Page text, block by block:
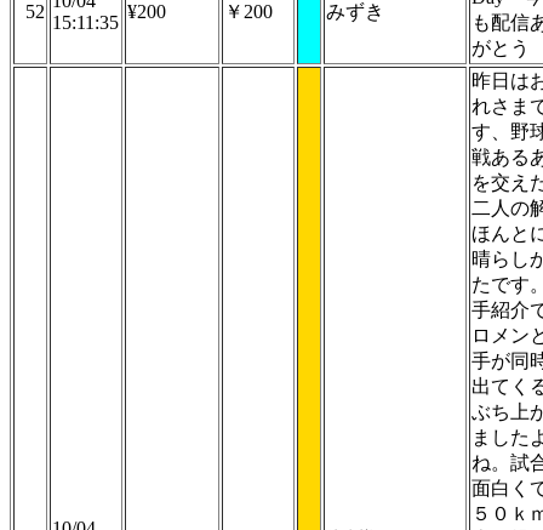
52
15:11:35
¥200 ￥200 みずき
も配信
がとう
昨日は
れさま
す、野
戦ある
を交え
二人の
ほんと
晴らし
たです
手紹介
ロメン
手が同
出てく
ぶち上
ました
ね。試
面白く
５０ｋ